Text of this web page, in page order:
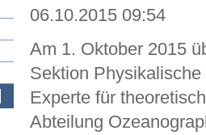
06.10.2015 09:54
Am 1. Oktober 2015
Sektion
Experte für
Abteilung